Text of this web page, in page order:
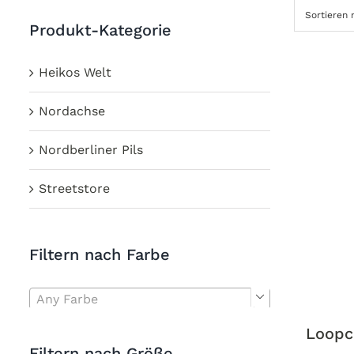
Sortieren
Produkt-Kategorie
Heikos Welt
Nordachse
Nordberliner Pils
Streetstore
Filtern nach Farbe
Any Farbe 